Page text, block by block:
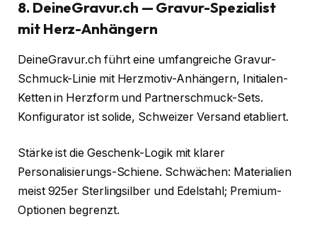
8. DeineGravur.ch — Gravur-Spezialist
mit Herz-Anhängern
DeineGravur.ch führt eine umfangreiche Gravur-
Schmuck-Linie mit Herzmotiv-Anhängern, Initialen-
Ketten in Herzform und Partnerschmuck-Sets.
Konfigurator ist solide, Schweizer Versand etabliert.
Stärke ist die Geschenk-Logik mit klarer
Personalisierungs-Schiene. Schwächen: Materialien
meist 925er Sterlingsilber und Edelstahl; Premium-
Optionen begrenzt.